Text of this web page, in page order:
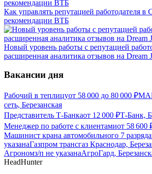
Как управлять репутацией работодателя в
рекомендации ВТБ
Новый уровень работы с репутацией
расширенная аналитика отзывов на Dream
Вакансии дня
Рабочий в теплицуот 58 000 до 80 000 ₽
сеть, Березанская
Представитель Т-Банкаот 12 000 ₽Т-Банк,
Менеджер по работе с клиентамиот 58 600
Машинист крана автомобильного 7 разряда
указанаГазпром трансгаз Краснодар,
Агрономз/п не указанаАгроГард,
HeadHunter